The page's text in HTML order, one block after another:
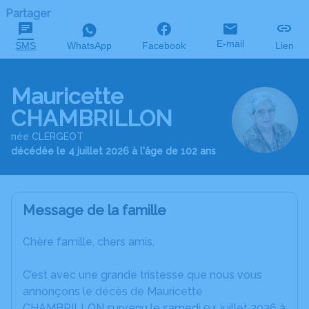
Partager
SMS WhatsApp Facebook E-mail Lien
Mauricette
CHAMBRILLON
née CLERGEOT
décédée le 4 juillet 2026 à l'âge de 102 ans
Message de la famille
Chère famille, chers amis,
C’est avec une grande tristesse que nous vous
annonçons le décès de Mauricette